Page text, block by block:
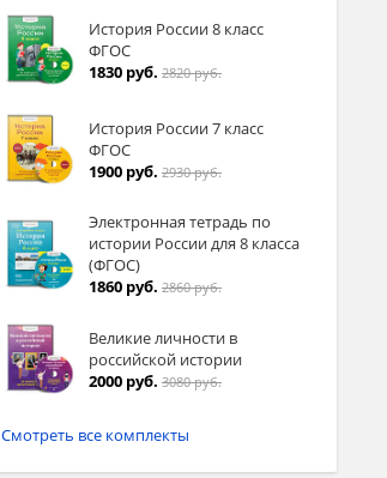
История России 8 класс
ФГОС
1830 руб. 2820 руб.
История России 7 класс
ФГОС
1900 руб. 2930 руб.
Электронная тетрадь по
истории России для 8 класса
(ФГОС)
1860 руб. 2860 руб.
Великие личности в
российской истории
2000 руб. 3080 руб.
Смотреть все комплекты